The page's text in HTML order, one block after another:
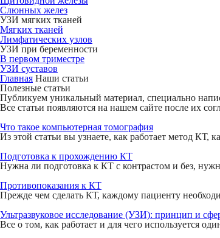
Слюнных желез
УЗИ мягких тканей
Мягких тканей
Лимфатических узлов
УЗИ при беременности
В первом триместре
УЗИ суставов
Главная Наши статьи
Полезные статьи
Публикуем уникальный материал, специально
Все статьи появляются на нашем сайте после их
Что такое компьютерная томография
Из этой статьи вы узнаете, как работает метод
Подготовка к прохождению КТ
Нужна ли подготовка к КТ с контрастом и без,
Противопоказания к КТ
Прежде чем сделать КТ, каждому пациенту
Ультразвуковое исследование (УЗИ): принцип и
Все о том, как работает и для чего используется